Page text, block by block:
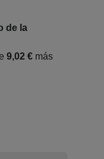
de la
9,02 € más